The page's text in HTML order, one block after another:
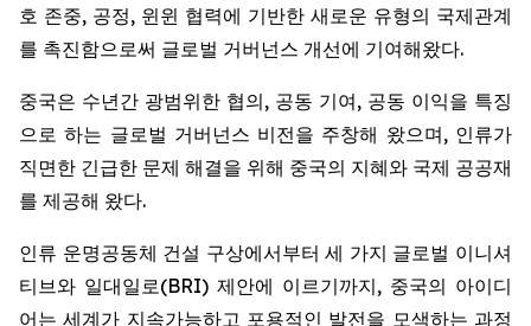
호 존중, 공정, 윈윈 협력에 기반한 새로운 유형의 국제관계
를 촉진함으로써 글로벌 거버넌스 개선에 기여해왔다.
중국은 수년간 광범위한 협의, 공동 기여, 공동 이익을 특징
으로 하는 글로벌 거버넌스 비전을 주창해 왔으며, 인류가
직면한 긴급한 문제 해결을 위해 중국의 지혜와 국제 공공재
를 제공해 왔다.
인류 운명공동체 건설 구상에서부터 세 가지 글로벌 이니셔
티브와 일대일로(BRI) 제안에 이르기까지, 중국의 아이디
어는 세계가 지속가능하고 포용적인 발전을 모색하는 과정